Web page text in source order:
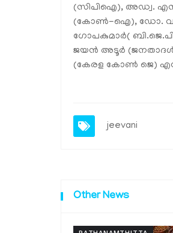
(സിപിഐ), അഡ്വ.
(കോണ്‍-ഐ), ഡോ.
ഗോപകുമാര്‍(
ജയന്‍ അടൂര്‍ (ജനതാദള്‍
(കേരള കോണ്‍ ജെ)
jeevani
Other News